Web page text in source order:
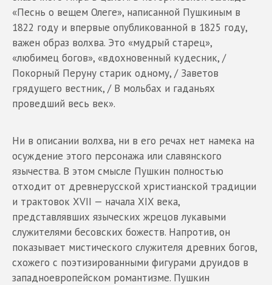
«Песнь о вещем Олеге», написанной Пушкиным в
1822 году и впервые опубликованной в 1825 году,
важен образ волхва. Это «мудрый старец»,
«любимец богов», «вдохновенный кудесник, /
Покорный Перуну старик одному, / Заветов
грядущего вестник, / В мольбах и гаданьях
проведший весь век».
Ни в описании волхва, ни в его речах нет намека на
осуждение этого персонажа или славянского
язычества. В этом смысле Пушкин полностью
отходит от древнерусской христианской традиции
и трактовок XVII — начала XIX века,
представлявших языческих жрецов лукавыми
служителями бесовских божеств. Напротив, он
показывает мистического служителя древних богов,
схожего с поэтизированными фигурами друидов в
западноевропейском романтизме. Пушкин